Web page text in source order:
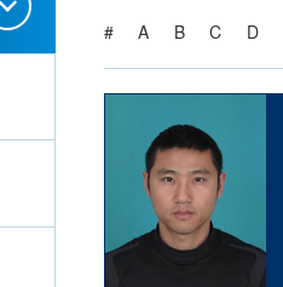
# A B C D